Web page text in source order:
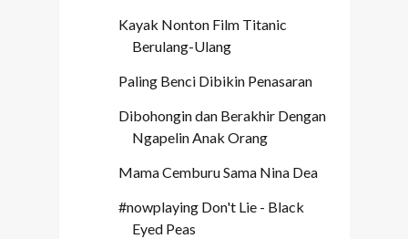
Kayak Nonton Film Titanic
Berulang-Ulang
Paling Benci Dibikin Penasaran
Dibohongin dan Berakhir Dengan
Ngapelin Anak Orang
Mama Cemburu Sama Nina Dea
#nowplaying Don't Lie - Black
Eyed Peas